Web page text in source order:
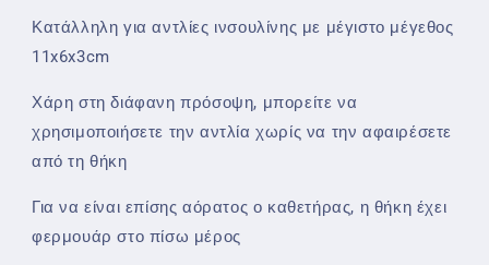
Κατάλληλη για αντλίες ινσουλίνης με μέγιστο μέγεθος
11x6x3cm
Χάρη στη διάφανη πρόσοψη, μπορείτε να
χρησιμοποιήσετε την αντλία χωρίς να την αφαιρέσετε
από τη θήκη
Για να είναι επίσης αόρατος ο καθετήρας, η θήκη έχει
φερμουάρ στο πίσω μέρος